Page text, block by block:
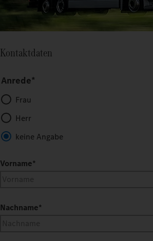
Kontaktdaten
Anrede*
Frau
Herr
keine Angabe
Vorname*
Nachname*